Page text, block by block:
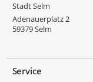
Stadt Selm
Adenauerplatz 2
59379Selm
Service